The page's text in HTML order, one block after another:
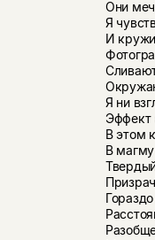
Они
Я
И
Я ни
Эффект
В этом
В